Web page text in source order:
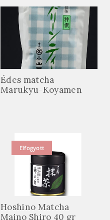
Édes matcha
Marukyu-Koyamen
Elfogyott
Hoshino Matcha
Maino Shiro 40 gr